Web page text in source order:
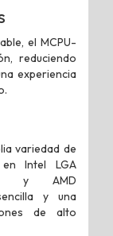
el MCPU-
reduciendo
experiencia
variedad de
Intel LGA
1366 y AMD
y una
de alto